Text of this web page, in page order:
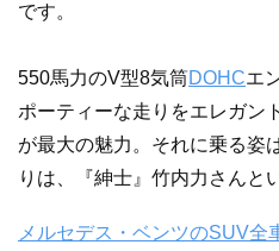
です。
550馬力のV型8気筒DOHCエ
ポーティーな走りをエレガン
が最大の魅力。それに乗る姿
りは、『紳士』竹内力さんと
メルセデス・ベンツのSUV